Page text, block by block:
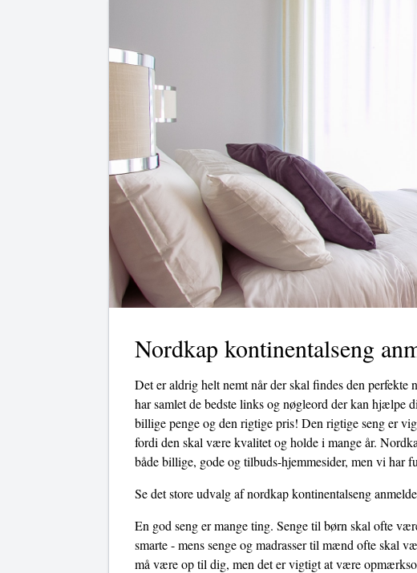
Nordkap kontinentalseng
Det er aldrig helt nemt når der skal findes den
har samlet de bedste links og nøgleord der kan hjælpe
billige penge og den rigtige pris! Den rigtige seng er
fordi den skal være kvalitet og holde i mange år.
både billige, gode og tilbuds-hjemmesider, men vi har
Se det store udvalg af nordkap kontinentalseng
En god seng er mange ting. Senge til børn skal ofte
smarte - mens senge og madrasser til mænd ofte skal
må være op til dig, men det er vigtigt at være